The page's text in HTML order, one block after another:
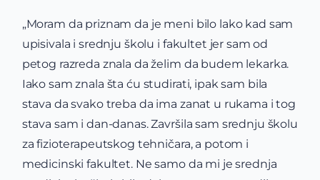
„Moram da priznam da je meni bilo lako kad sam
upisivala i srednju školu i fakultet jer sam od
petog razreda znala da želim da budem lekarka.
Iako sam znala šta ću studirati, ipak sam bila
stava da svako treba da ima zanat u rukama i tog
stava sam i dan-danas. Završila sam srednju školu
za fizioterapeutskog tehničara, a potom i
medicinski fakultet. Ne samo da mi je srednja